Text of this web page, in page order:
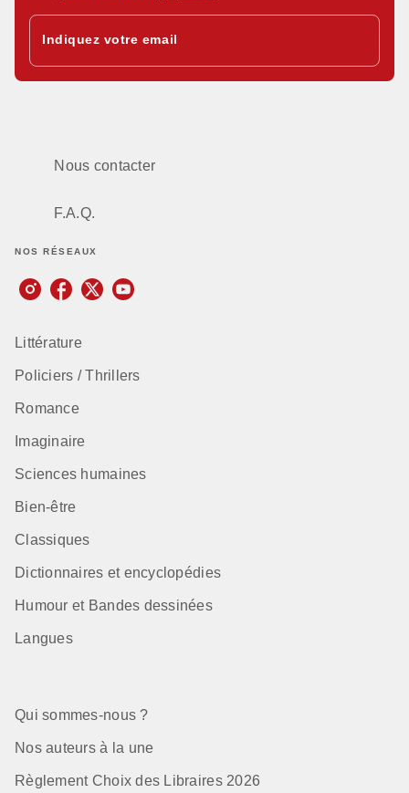
Indiquez votre email
Nous contacter
F.A.Q.
NOS RÉSEAUX
Littérature
Policiers / Thrillers
Romance
Imaginaire
Sciences humaines
Bien-être
Classiques
Dictionnaires et encyclopédies
Humour et Bandes dessinées
Langues
Qui sommes-nous ?
Nos auteurs à la une
Règlement Choix des Libraires 2026